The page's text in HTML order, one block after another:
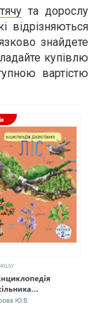
та дорослу
відрізняються
знайдете
купівлю
вартістю